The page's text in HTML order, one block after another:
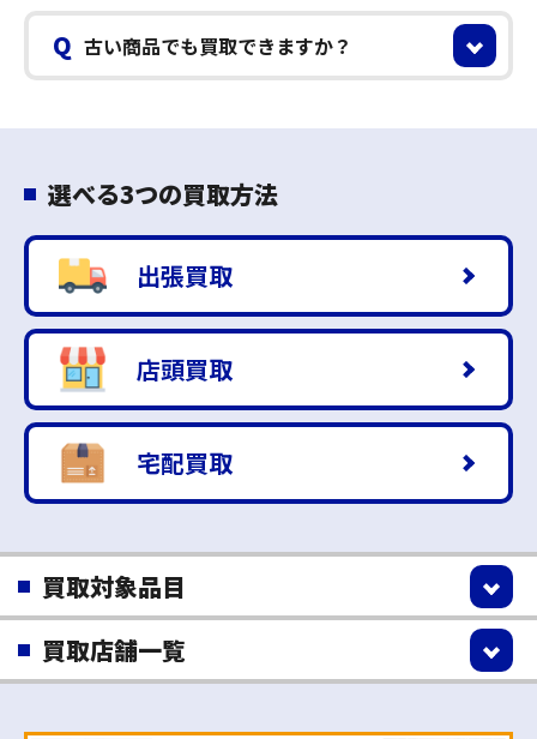
Q 古い商品でも買取できますか？
選べる3つの買取方法
出張買取
店頭買取
宅配買取
買取対象品目
買取店舗一覧